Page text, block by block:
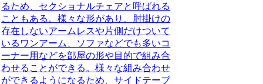
るため、セクショナルチェアと呼ばれる
こともある。様々な形があり、肘掛けの
存在しないアームレスや片側だけついて
いるワンアーム、ソファなどでも多いコ
ーナー用などを部屋の形や目的で組み合
わせることができる。様々な組み合わせ
ができるようになるため、サイドテーブ